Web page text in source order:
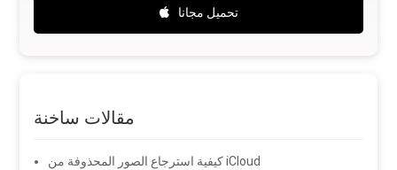
تحميل مجانا
مقالات ساخنة
كيفية استرجاع الصور المحذوفة من iCloud